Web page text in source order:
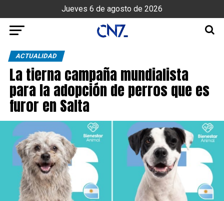
Jueves 6 de agosto de 2026
ACTUALIDAD
La tierna campaña mundialista
para la adopción de perros que es
furor en Salta